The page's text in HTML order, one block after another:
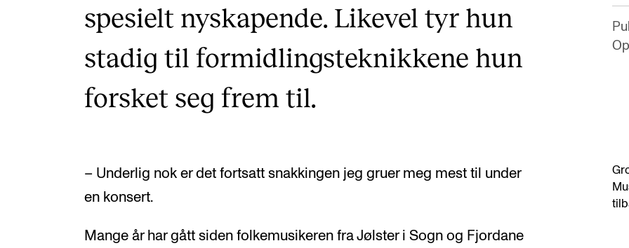
spesielt nyskapende. Likevel tyr hun
stadig til formidlingsteknikkene hun
forsket seg frem til.
– Underlig nok er det fortsatt snakkingen jeg gruer meg mest til under
en konsert.
Mange år har gått siden folkemusikeren fra Jølster i Sogn og Fjordane